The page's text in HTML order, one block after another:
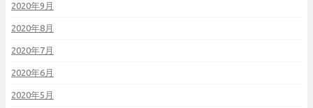
2020年9月
2020年8月
2020年7月
2020年6月
2020年5月